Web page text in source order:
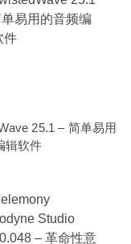
25.1 – 简单易用
辑软件